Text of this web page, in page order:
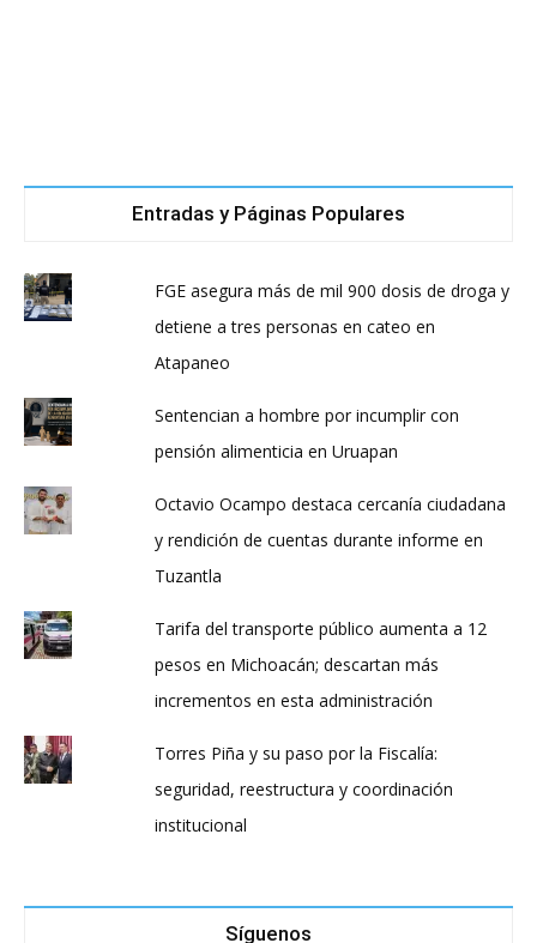
Entradas y Páginas Populares
FGE asegura más de mil 900 dosis de droga y
detiene a tres personas en cateo en
Atapaneo
Sentencian a hombre por incumplir con
pensión alimenticia en Uruapan
Octavio Ocampo destaca cercanía ciudadana
y rendición de cuentas durante informe en
Tuzantla
Tarifa del transporte público aumenta a 12
pesos en Michoacán; descartan más
incrementos en esta administración
Torres Piña y su paso por la Fiscalía:
seguridad, reestructura y coordinación
institucional
Síguenos